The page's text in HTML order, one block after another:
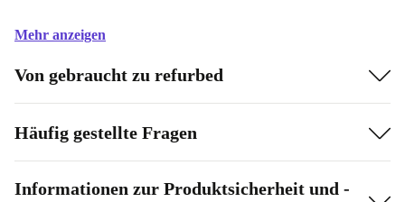
Mehr anzeigen
Von gebraucht zu refurbed
Häufig gestellte Fragen
Informationen zur Produktsicherheit und -